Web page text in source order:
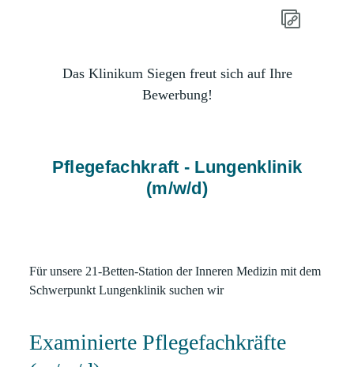
Das Klinikum Siegen freut sich auf Ihre
Bewerbung!
Pflegefachkraft - Lungenklinik
(m/w/d)
Für unsere 21-Betten-Station derInneren Medizin mit dem
Schwerpunkt Lungenklinik suchen wir
Examinierte Pflegefachkräfte